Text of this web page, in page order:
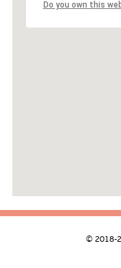
Do you own this
© 2018-